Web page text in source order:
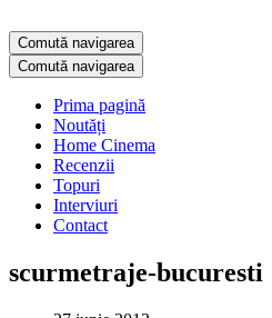
Comută navigarea
Comută navigarea
Prima pagină
Noutăți
Home Cinema
Recenzii
Topuri
Interviuri
Contact
scurmetraje-bucuresti